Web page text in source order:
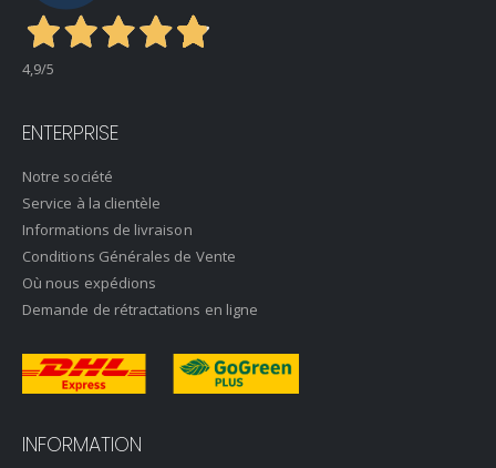
4,9/5
ENTERPRISE
Notre société
Service à la clientèle
Informations de livraison
Conditions Générales de Vente
Où nous expédions
Demande de rétractations en ligne
INFORMATION